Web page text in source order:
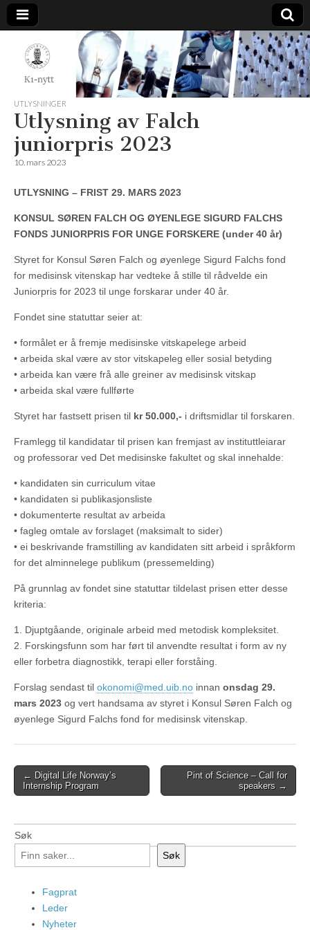
K1-
Nytt
UTLYSNINGER
Utlysning av Falch
juniorpris 2023
10. mars 2023
UTLYSNING – FRIST 29. MARS 2023
KONSUL SØREN FALCH OG ØYENLEGE SIGURD FALCHS
FONDS JUNIORPRIS FOR UNGE FORSKERE (under 40 år)
Styret for Konsul Søren Falch og øyenlege Sigurd Falchs fond
for medisinsk vitenskap har vedteke å stille til rådvelde ein
Juniorpris for 2023 til unge forskarar under 40 år.
Fondet sine statuttar seier at:
• formålet er å fremje medisinske vitskapelege arbeid
• arbeida skal være av stor vitskapeleg eller sosial betyding
• arbeida kan være frå alle greiner av medisinsk vitskap
• arbeida skal være fullførte
Styret har fastsett prisen til kr 50.000,- i driftsmidlar til forskaren.
Framlegg til kandidatar til prisen kan fremjast av instituttleiarar
og professorar ved Det medisinske fakultet og skal innehalde:
• kandidaten sin curriculum vitae
• kandidaten si publikasjonsliste
• dokumenterte resultat av arbeida
• fagleg omtale av forslaget (maksimalt to sider)
• ei beskrivande framstilling av kandidaten sitt arbeid i språkform
for det alminnelege publikum (pressemelding)
På grunnlag av fondet sine statuttar tildelast prisen etter desse
kriteria:
1. Djuptgåande, originale arbeid med metodisk kompleksitet.
2. Forskingsfunn som har ført til anvendte resultat i form av ny
eller forbetra diagnostikk, terapi eller forståing.
Forslag sendast til okonomi@med.uib.no innan onsdag 29.
mars 2023 og vert handsama av styret i Konsul Søren Falch og
øyenlege Sigurd Falchs fond for medisinsk vitenskap.
Post
navigation
← Digital Life Norway’s
Internship Program
Pint of Science – Call for
speakers →
Søk
Søk
Fagprat
Leder
Nyheter